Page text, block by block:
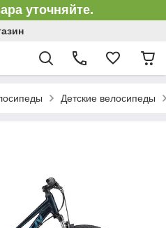
уточняйте.
Детские велосипеды